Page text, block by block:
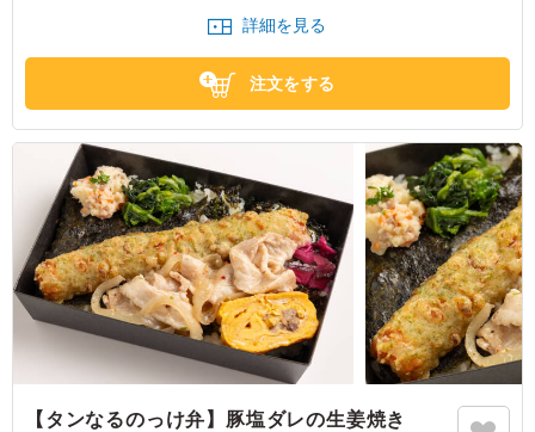
東京都渋谷区代々木
詳細を見る
注文をする
【タンなるのっけ弁】豚塩ダレの生姜焼き